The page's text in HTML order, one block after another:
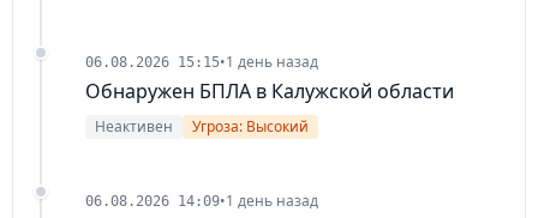
06.08.2026 15:15•1 день назад
Обнаружен БПЛА в Калужской области
Неактивен Угроза: Высокий
06.08.2026 14:09•1 день назад